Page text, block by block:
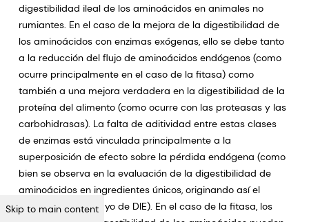
Skip to main content
digestibilidad ileal de los aminoácidos en animales no
rumiantes. En el caso de la mejora de la digestibilidad de
los aminoácidos con enzimas exógenas, ello se debe tanto
a la reducción del flujo de aminoácidos endógenos (como
ocurre principalmente en el caso de la fitasa) como
también a una mejora verdadera en la digestibilidad de la
proteína del alimento (como ocurre con las proteasas y las
carbohidrasas). La falta de aditividad entre estas clases
de enzimas está vinculada principalmente a la
superposición de efecto sobre la pérdida endógena (como
bien se observa en la evaluación de la digestibilidad de
aminoácidos en ingredientes únicos, originando así el
desarrollo del ensayo de DIE). En el caso de la fitasa, los